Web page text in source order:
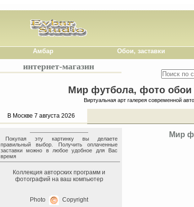
Амбар Обои, заставки
интернет-магазин
Мир футбола, фото обои
Виртуальная арт галерея современной
В Москве 7 августа 2026
Покупая эту картинку вы делаете
правильный выбор. Получить оплаченные
заставки можно в любое удобное для Вас
время
Коллекция авторских программ и
фотографий на ваш компьютер
Photo
Copyright
Мир